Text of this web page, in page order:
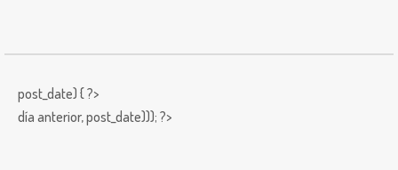
post_date) { ?>
día anterior,post_date))); ?>